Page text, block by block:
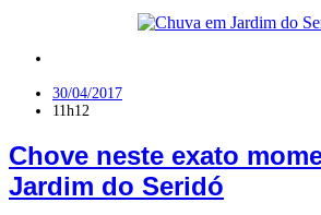
30/04/2017
11h12
Chove neste exato
Jardim do Seridó